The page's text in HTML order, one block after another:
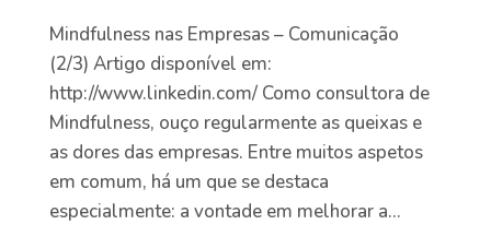
Mindfulness nas Empresas – Comunicação
(2/3) Artigo disponível em:
http://www.linkedin.com/ Como consultora de
Mindfulness, ouço regularmente as queixas e
as dores das empresas. Entre muitos aspetos
em comum, há um que se destaca
especialmente: a vontade em melhorar a...